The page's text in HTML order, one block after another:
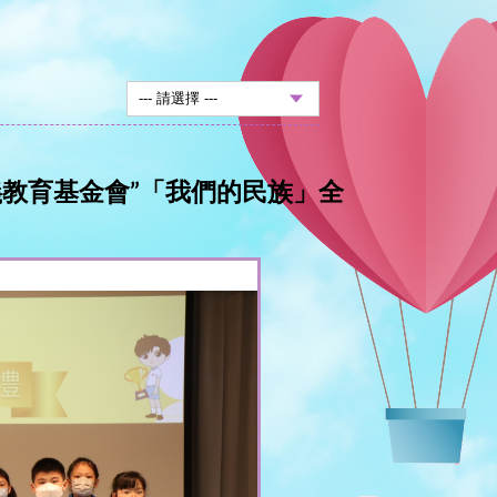
育基金會”「我們的民族」全